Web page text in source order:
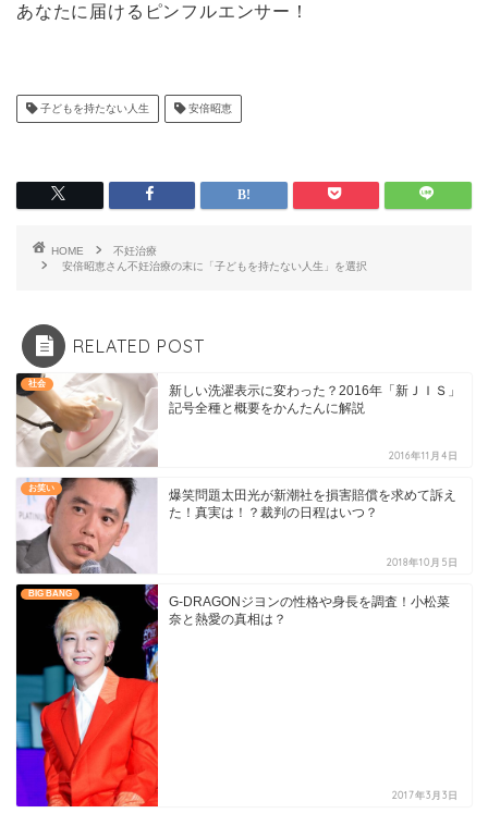
あなたに届けるピンフルエンサー！
子どもを持たない人生 安倍昭恵
HOME
不妊治療
安倍昭恵さん不妊治療の末に「子どもを持たない人生」を選択
RELATED POST
社会
新しい洗濯表示に変わった？2016年「新ＪＩＳ」
記号全種と概要をかんたんに解説
2016年11月4日
お笑い
爆笑問題太田光が新潮社を損害賠償を求めて訴え
た！真実は！？裁判の日程はいつ？
2018年10月5日
BIG BANG
G-DRAGONジヨンの性格や身長を調査！小松菜
奈と熱愛の真相は？
2017年3月3日